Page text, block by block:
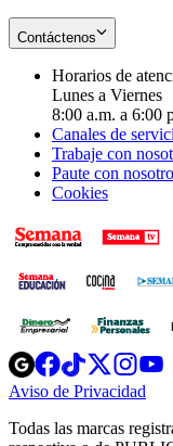
Contáctenos
Horarios de
Lunes a Viernes
8:00 a.m. a 6:00
Canales de
Trabaje con
Paute con
Cookies
Opens
in
new
Opens
in
new
Opens
in
new
window
Opens
new
Aviso de Privacidad
Todas las marcas